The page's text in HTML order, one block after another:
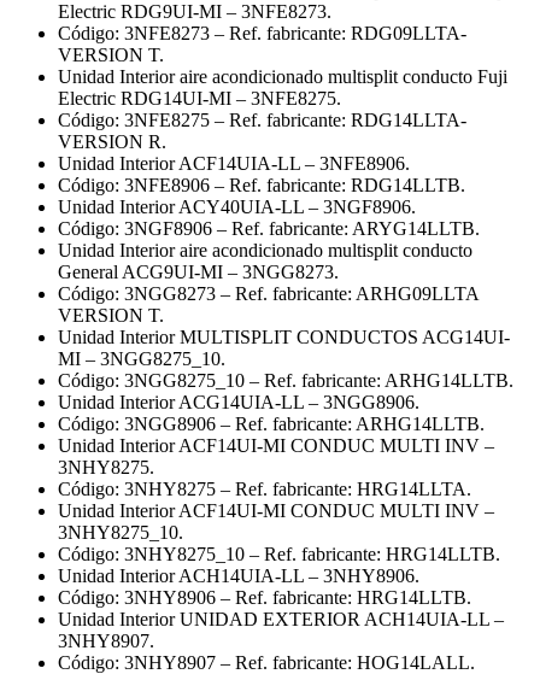
Electric RDG9UI-MI – 3NFE8273.
Código: 3NFE8273 – Ref. fabricante: RDG09LLTA-
VERSION T.
Unidad Interior aire acondicionado multisplit conducto Fuji
Electric RDG14UI-MI – 3NFE8275.
Código: 3NFE8275 – Ref. fabricante: RDG14LLTA-
VERSION R.
Unidad Interior ACF14UIA-LL – 3NFE8906.
Código: 3NFE8906 – Ref. fabricante: RDG14LLTB.
Unidad Interior ACY40UIA-LL – 3NGF8906.
Código: 3NGF8906 – Ref. fabricante: ARYG14LLTB.
Unidad Interior aire acondicionado multisplit conducto
General ACG9UI-MI – 3NGG8273.
Código: 3NGG8273 – Ref. fabricante: ARHG09LLTA
VERSION T.
Unidad Interior MULTISPLIT CONDUCTOS ACG14UI-
MI – 3NGG8275_10.
Código: 3NGG8275_10 – Ref. fabricante: ARHG14LLTB.
Unidad Interior ACG14UIA-LL – 3NGG8906.
Código: 3NGG8906 – Ref. fabricante: ARHG14LLTB.
Unidad Interior ACF14UI-MI CONDUC MULTI INV –
3NHY8275.
Código: 3NHY8275 – Ref. fabricante: HRG14LLTA.
Unidad Interior ACF14UI-MI CONDUC MULTI INV –
3NHY8275_10.
Código: 3NHY8275_10 – Ref. fabricante: HRG14LLTB.
Unidad Interior ACH14UIA-LL – 3NHY8906.
Código: 3NHY8906 – Ref. fabricante: HRG14LLTB.
Unidad Interior UNIDAD EXTERIOR ACH14UIA-LL –
3NHY8907.
Código: 3NHY8907 – Ref. fabricante: HOG14LALL.